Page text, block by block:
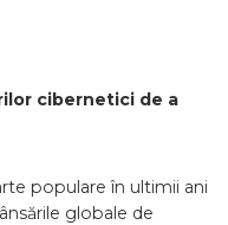
cibernetici de a
populare în ultimii ani
globale de